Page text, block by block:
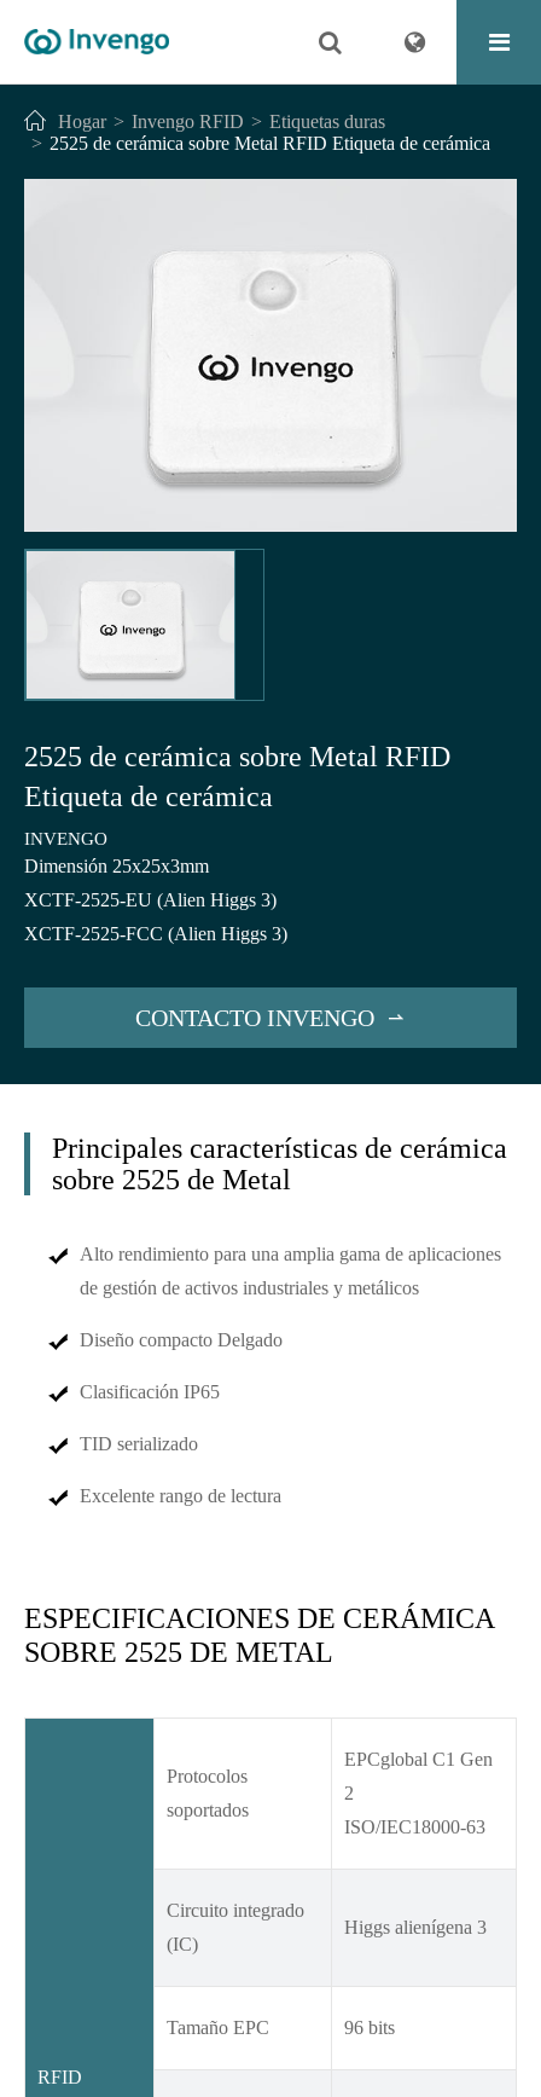
Hogar Invengo RFID
Etiquetas duras
2525 de cerámica sobre Metal RFID Etiqueta de cerámica
2525 de cerámica sobre Metal RFID
Etiqueta de cerámica
INVENGO
Dimensión 25x25x3mm
XCTF-2525-EU (Alien Higgs 3)
XCTF-2525-FCC (Alien Higgs 3)
CONTACTO INVENGO 
Principales características de cerámica
sobre 2525 de Metal
Alto rendimiento para una amplia gama de aplicaciones
de gestión de activos industriales y metálicos
Diseño compacto Delgado
Clasificación IP65
TID serializado
Excelente rango de lectura
ESPECIFICACIONES DE CERÁMICA
SOBRE 2525 DE METAL
RFID
Protocolos
soportados
EPCglobal C1 Gen
2
ISO/IEC18000-63
Circuito integrado
(IC)
Higgs alienígena 3
Tamaño EPC 96 bits